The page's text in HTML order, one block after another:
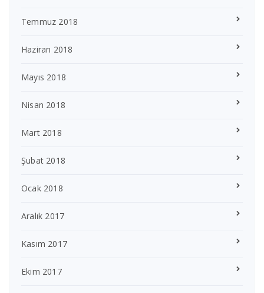
Temmuz 2018
Haziran 2018
Mayıs 2018
Nisan 2018
Mart 2018
Şubat 2018
Ocak 2018
Aralık 2017
Kasım 2017
Ekim 2017